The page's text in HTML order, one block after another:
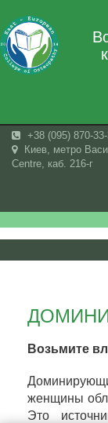
+38 (095) 870-
Киев, метро
Centre, каб. 216-г
Возьмите
женщины
Это